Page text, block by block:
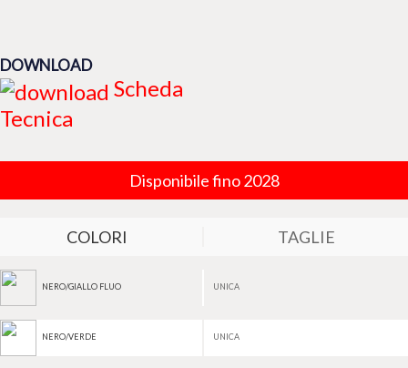
DOWNLOAD
Scheda
Tecnica
Disponibile fino 2028
COLORI TAGLIE
NERO/GIALLO FLUO UNICA
NERO/VERDE UNICA